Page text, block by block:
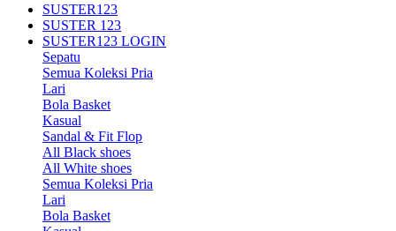
SUSTER123
SUSTER 123
SUSTER123 LOGIN
Sepatu
Semua Koleksi Pria
Lari
Bola Basket
Kasual
Sandal & Fit Flop
All Black shoes
All White shoes
Semua Koleksi Pria
Lari
Bola Basket